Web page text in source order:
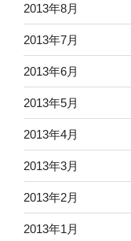
2013年8月
2013年7月
2013年6月
2013年5月
2013年4月
2013年3月
2013年2月
2013年1月